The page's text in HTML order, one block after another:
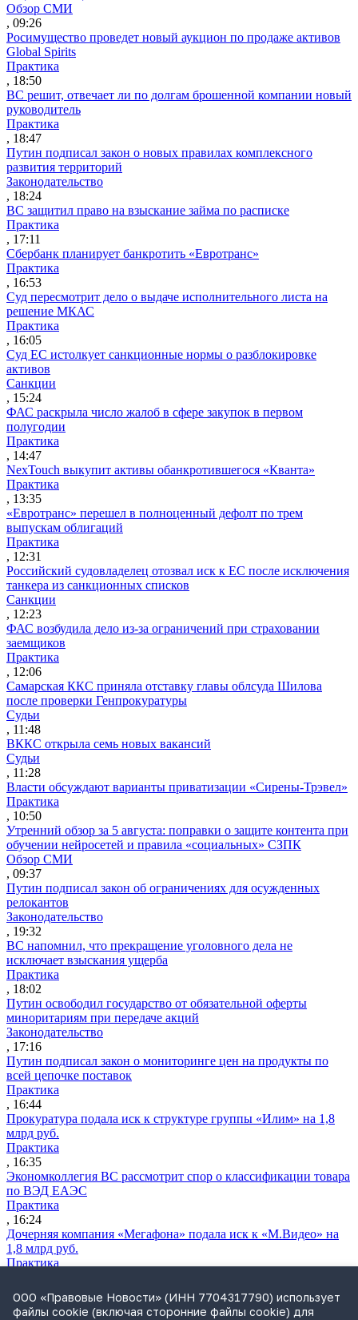
Обзор СМИ
, 09:26
Росимущество проведет новый аукцион по продаже активов
Global Spirits
Практика
, 18:50
ВС решит, отвечает ли по долгам брошенной компании новый
руководитель
Практика
, 18:47
Путин подписал закон о новых правилах комплексного
развития территорий
Законодательство
, 18:24
ВС защитил право на взыскание займа по расписке
Практика
, 17:11
Сбербанк планирует банкротить «Евротранс»
Практика
, 16:53
Суд пересмотрит дело о выдаче исполнительного листа на
решение МКАС
Практика
, 16:05
Суд ЕС истолкует санкционные нормы о разблокировке
активов
Санкции
, 15:24
ФАС раскрыла число жалоб в сфере закупок в первом
полугодии
Практика
, 14:47
NexTouch выкупит активы обанкротившегося «Кванта»
Практика
, 13:35
«Евротранс» перешел в полноценный дефолт по трем
выпускам облигаций
Практика
, 12:31
Российский судовладелец отозвал иск к ЕС после исключения
танкера из санкционных списков
Санкции
, 12:23
ФАС возбудила дело из-за ограничений при страховании
заемщиков
Практика
, 12:06
Самарская ККС приняла отставку главы облсуда Шилова
после проверки Генпрокуратуры
Судьи
, 11:48
ВККС открыла семь новых вакансий
Судьи
, 11:28
Власти обсуждают варианты приватизации «Сирены-Трэвел»
Практика
, 10:50
Утренний обзор за 5 августа: поправки о защите контента при
обучении нейросетей и правила «социальных» СЗПК
Обзор СМИ
, 09:37
Путин подписал закон об ограничениях для осужденных
релокантов
Законодательство
, 19:32
ВС напомнил, что прекращение уголовного дела не
исключает взыскания ущерба
Практика
, 18:02
Путин освободил государство от обязательной оферты
миноритариям при передаче акций
Законодательство
, 17:16
Путин подписал закон о мониторинге цен на продукты по
всей цепочке поставок
Практика
, 16:44
Прокуратура подала иск к структуре группы «Илим» на 1,8
млрд руб.
Практика
, 16:35
Экономколлегия ВС рассмотрит спор о классификации товара
по ВЭД ЕАЭС
Практика
, 16:24
Дочерняя компания «Мегафона» подала иск к «М.Видео» на
1,8 млрд руб.
Практика
СИП проверит отмену патента на систему управления
устройствами после возражений «Яндекса»
ООО «Правовые Новости» (ИНН 7704317790) использует
файлы cookie (включая сторонние файлы cookie) для